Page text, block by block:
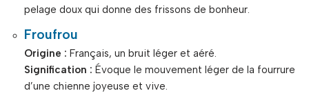
pelage doux qui donne des frissons de bonheur.
Froufrou
Origine : Français, un bruit léger et aéré.
Signification : Évoque le mouvement léger de la fourrure
d’une chienne joyeuse et vive.